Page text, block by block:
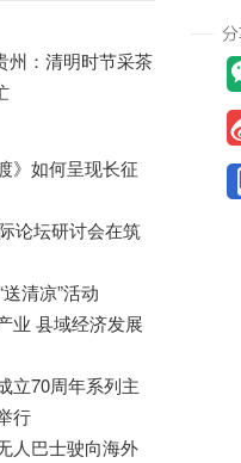
州：清明时节采茶
》如何呈现长征
论坛研讨会在筑
清凉”活动
业 县域经济发展
立70周年系列主
行
人巴士驶向海外